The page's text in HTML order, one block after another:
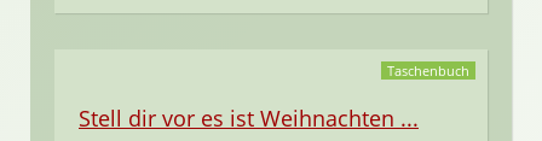
Taschenbuch
Stell dir vor es ist Weihnachten ...